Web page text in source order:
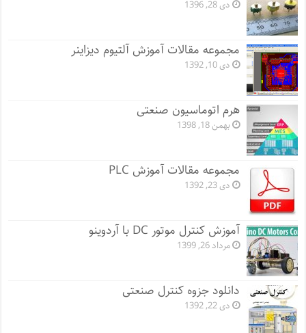
دی 28, 1396
مجموعه مقالات آموزش آلتیوم دیزاینر
دی 10, 1392
هرم اتوماسیون صنعتی
بهمن 18, 1398
مجموعه مقالات آموزش PLC
دی 23, 1392
آموزش کنترل موتور DC با آردوینو
مرداد 26, 1399
دانلود جزوه کنترل صنعتی
دی 22, 1392